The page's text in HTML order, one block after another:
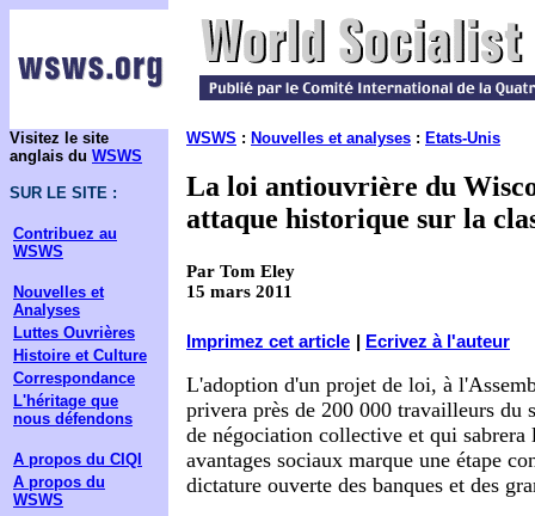
Visitez le site
anglais du WSWS
SUR LE SITE :
Contribuez au
WSWS
Nouvelles et
Analyses
Luttes Ouvrières
Histoire et Culture
Correspondance
L'héritage que
nous défendons
A propos du CIQI
A propos du
WSWS
WSWS : Nouvelles et analyses : Etats-Unis
La loi antiouvrière du
attaque historique sur la
Par Tom Eley
15 mars 2011
Imprimez cet article Ecrivez à l'auteur
L'adoption d'un projet de loi, à
privera près de 200 000 travailleurs du
de négociation collective et qui sabrera
avantages sociaux marque une étape
dictature ouverte des banques et des